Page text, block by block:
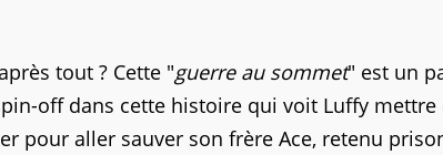
tout ? Cette "guerre au sommet" est un
off dans cette histoire qui voit Luffy
pour aller sauver son frère Ace, retenu